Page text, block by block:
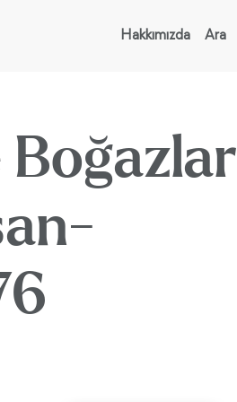
Hakkımızda Ara